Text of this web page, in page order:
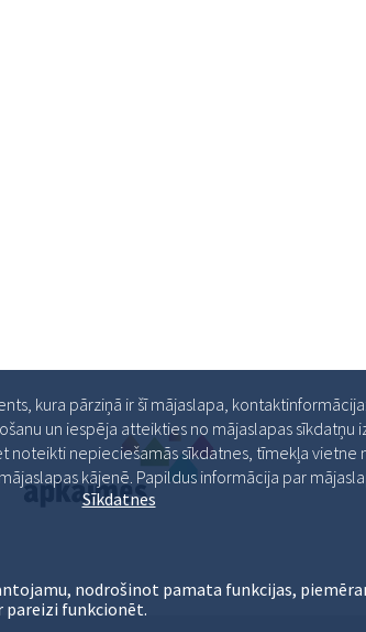
kura pārziņā ir šī mājaslapa,
un iespēja atteikties no mājaslapas sīkdatņu
nepieciešamās sīkdatnes, tīmekļa
mājaslapas kājenē. Papildus informācija par
Sīkdatnes
nodrošinot pamata funkcijas,
pareizi funkcionēt.